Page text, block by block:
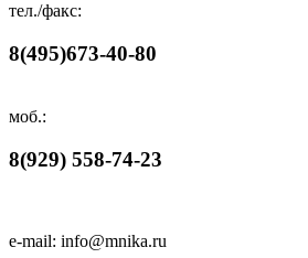
тел./факс:
8(495)673-40-80
моб.:
8(929) 558-74-23
e-mail: info@mnika.ru